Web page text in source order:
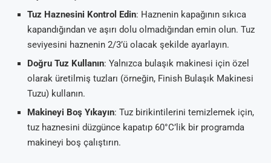
Tuz Haznesini Kontrol Edin: Haznenin kapağının sıkıca
kapandığından ve aşırı dolu olmadığından emin olun. Tuz
seviyesini haznenin 2/3’ü olacak şekilde ayarlayın.
Doğru Tuz Kullanın: Yalnızca bulaşık makinesi için özel
olarak üretilmiş tuzları (örneğin, Finish Bulaşık Makinesi
Tuzu) kullanın.
Makineyi Boş Yıkayın: Tuz birikintilerini temizlemek için,
tuz haznesini düzgünce kapatıp 60°C’lik bir programda
makineyi boş çalıştırın.